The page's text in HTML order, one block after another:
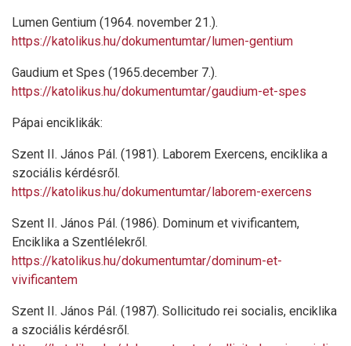
Lumen Gentium (1964. november 21.).
https://katolikus.hu/dokumentumtar/lumen-gentium
Gaudium et Spes (1965.december 7.).
https://katolikus.hu/dokumentumtar/gaudium-et-spes
Pápai enciklikák:
Szent II. János Pál. (1981). Laborem Exercens, enciklika a
szociális kérdésről.
https://katolikus.hu/dokumentumtar/laborem-exercens
Szent II. János Pál. (1986). Dominum et vivificantem,
Enciklika a Szentlélekről.
https://katolikus.hu/dokumentumtar/dominum-et-
vivificantem
Szent II. János Pál. (1987). Sollicitudo rei socialis, enciklika
a szociális kérdésről.